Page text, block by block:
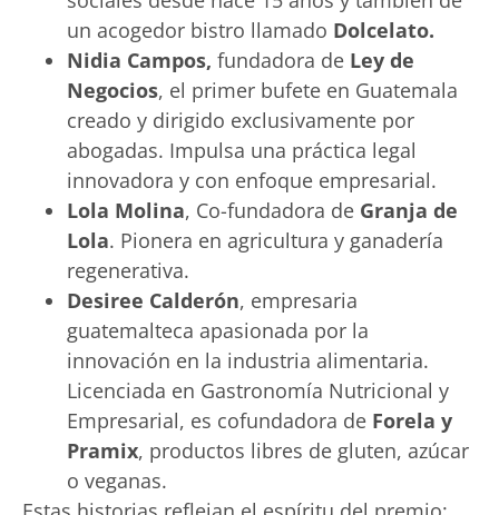
un acogedor bistro llamado Dolcelato.
Nidia Campos, fundadora de Ley de
Negocios, el primer bufete en Guatemala
creado y dirigido exclusivamente por
abogadas. Impulsa una práctica legal
innovadora y con enfoque empresarial.
Lola Molina, Co-fundadora de Granja de
Lola. Pionera en agricultura y ganadería
regenerativa.
Desiree Calderón, empresaria
guatemalteca apasionada por la
innovación en la industria alimentaria.
Licenciada en Gastronomía Nutricional y
Empresarial, es cofundadora de Forela y
Pramix, productos libres de gluten, azúcar
o veganas.